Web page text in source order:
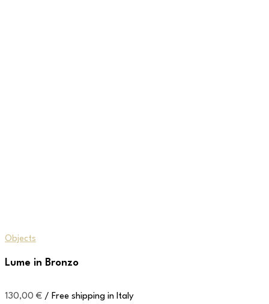
Objects
Lume in Bronzo
130,00 € / Free shipping in Italy